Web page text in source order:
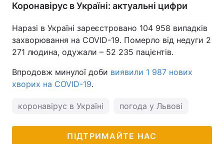
Коронавірус в Україні: актуальні цифри
Наразі в Україні зареєстровано 104 958 випадків
захворювання на COVID-19. Померло від недуги 2
271 людина, одужали – 52 235 пацієнтів.
Впродовж минулої доби виявили 1 987 нових
хворих на COVID-19.
коронавірус в Україні погода у Львові
ПІДТРИМАЙТЕ НАС